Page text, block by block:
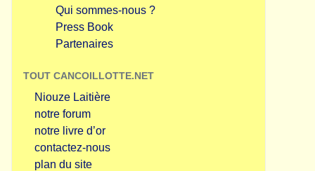
Qui sommes-nous ?
Press Book
Partenaires
TOUT CANCOILLOTTE.NET
Niouze Laitière
notre forum
notre livre d’or
contactez-nous
plan du site